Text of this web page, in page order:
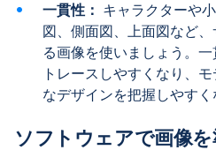
一貫性： キャラクターや
図、側面図、上面図など
る画像を使いましょう。
トレースしやすくなり、
なデザインを把握しやすく
ソフトウェアで画像